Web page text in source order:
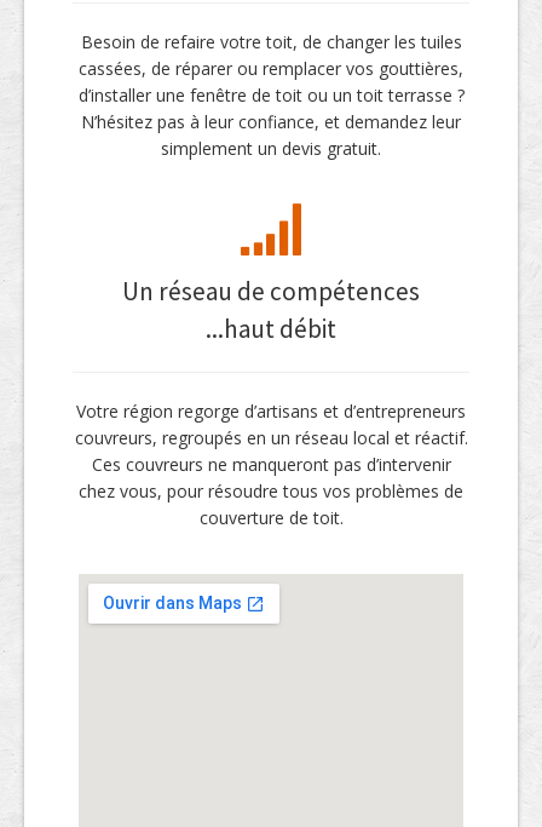
Besoin de refaire votre toit, de changer les tuiles
cassées, de réparer ou remplacer vos gouttières,
d’installer une fenêtre de toit ou un toit terrasse ?
N’hésitez pas à leur confiance, et demandez leur
simplement un devis gratuit.
Un réseau de compétences
...haut débit
Votre région regorge d’artisans et d’entrepreneurs
couvreurs, regroupés en un réseau local et réactif.
Ces couvreurs ne manqueront pas d’intervenir
chez vous, pour résoudre tous vos problèmes de
couverture de toit.